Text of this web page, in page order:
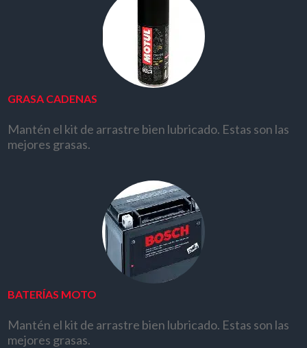
GRASA CADENAS
Mantén el kit de arrastre bien lubricado. Estas son las
mejores grasas.
BATERÍAS MOTO
Mantén el kit de arrastre bien lubricado. Estas son las
mejores grasas.